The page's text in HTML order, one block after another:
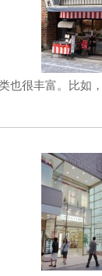
也很丰富。比如